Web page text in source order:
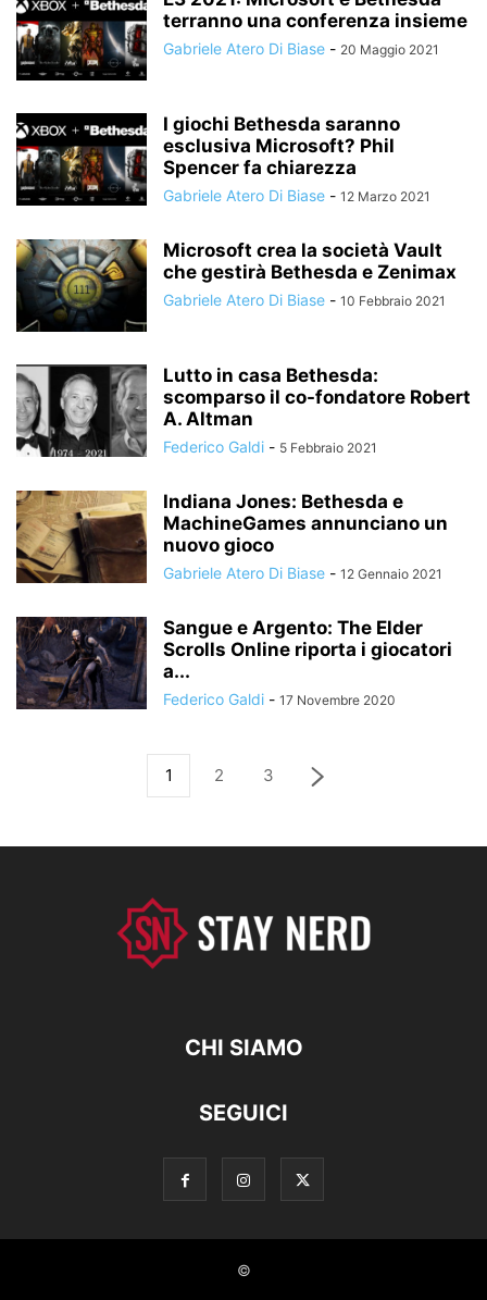
terranno una conferenza insieme
Gabriele Atero Di Biase - 20 Maggio 2021
I giochi Bethesda saranno
esclusiva Microsoft? Phil
Spencer fa chiarezza
Gabriele Atero Di Biase - 12 Marzo 2021
Microsoft crea la società Vault
che gestirà Bethesda e Zenimax
Gabriele Atero Di Biase - 10 Febbraio 2021
Lutto in casa Bethesda:
scomparso il co-fondatore Robert
A. Altman
Federico Galdi - 5 Febbraio 2021
Indiana Jones: Bethesda e
MachineGames annunciano un
nuovo gioco
Gabriele Atero Di Biase - 12 Gennaio 2021
Sangue e Argento: The Elder
Scrolls Online riporta i giocatori
a...
Federico Galdi - 17 Novembre 2020
1 2 3
CHI SIAMO
SEGUICI
©